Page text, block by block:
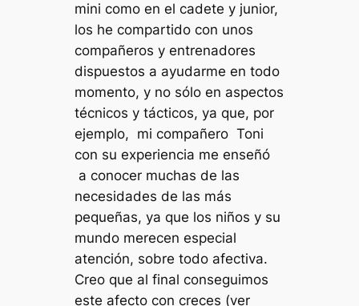
mini como en el cadete y junior,
los he compartido con unos
compañeros y entrenadores
dispuestos a ayudarme en todo
momento, y no sólo en aspectos
técnicos y tácticos, ya que, por
ejemplo, mi compañero Toni
con su experiencia me enseñó
a conocer muchas de las
necesidades de las más
pequeñas, ya que los niños y su
mundo merecen especial
atención, sobre todo afectiva.
Creo que al final conseguimos
este afecto con creces (ver